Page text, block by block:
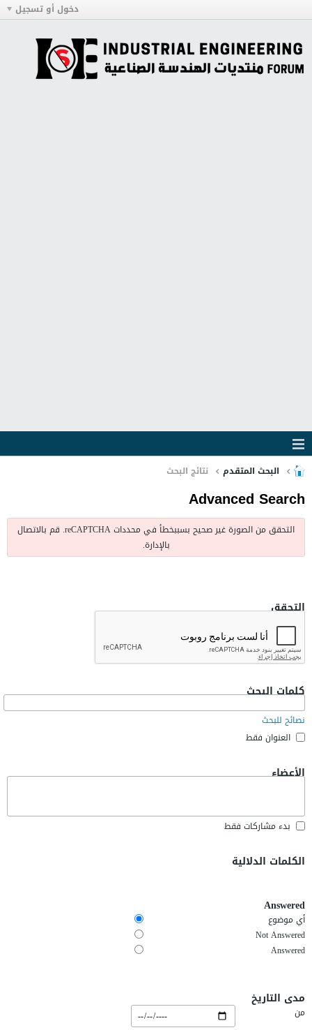
دخول أو تسجيل
البحث المتقدم نتائج البحث
Advanced Search
التحقق من الصورة غير صحيح بسببخطأ في محددات reCAPTCHA. قم بالاتصال
بالإدارة.
التحقق
كلمات البحث
نصائح للبحث
العنوان فقط
الأعضاء
بدء مشاركات فقط
الكلمات الدلالية
Answered
أي موضوع
Not Answered
Answered
مدى التاريخ
من